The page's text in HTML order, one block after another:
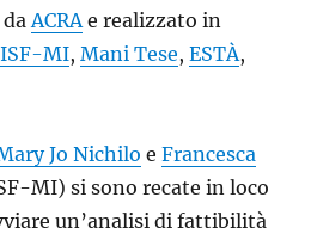
ACRA e realizzato in
ISF-MI,Mani Tese,ESTÀ,
Jo Nichilo eFrancesca
MI) si sono recate in loco
un’analisi di fattibilità